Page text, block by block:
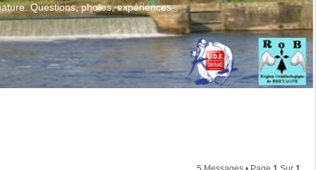
Questions, photos, expériences.